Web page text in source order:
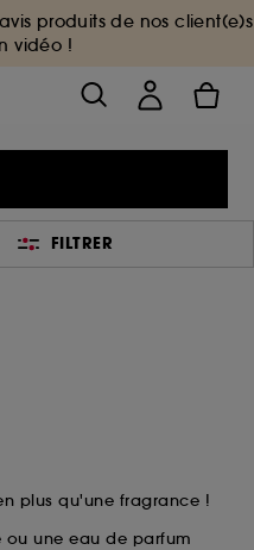
produits de nos client(e)s
vidéo !
FILTRER
plus qu'une fragrance !
une eau de parfum